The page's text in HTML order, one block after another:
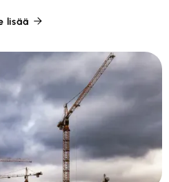
lisää 